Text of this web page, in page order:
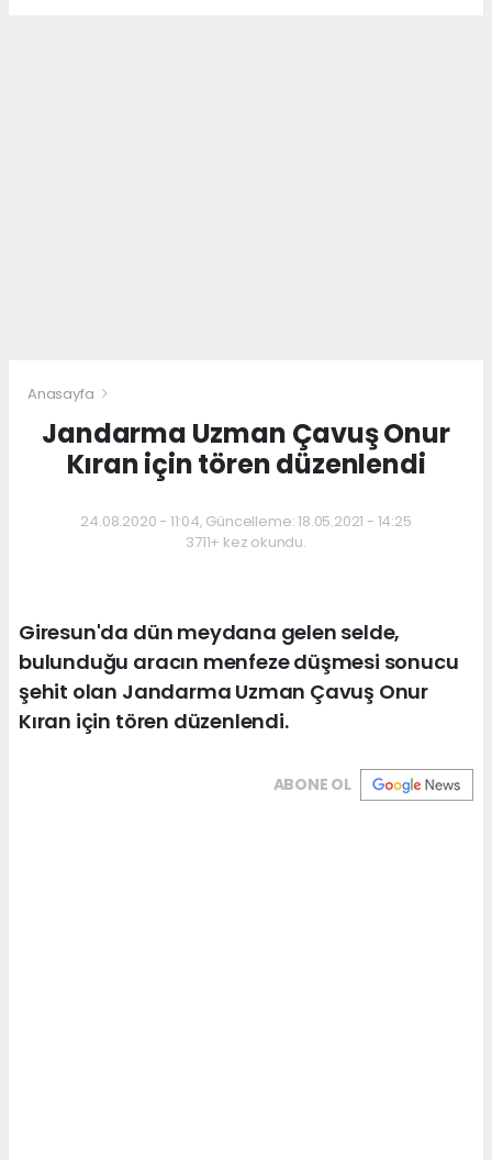
Anasayfa
Jandarma Uzman Çavuş Onur
Kıran için tören düzenlendi
24.08.2020 - 11:04, Güncelleme: 18.05.2021 - 14:25
3711+ kez okundu.
Giresun'da dün meydana gelen selde,
bulunduğu aracın menfeze düşmesi sonucu
şehit olan Jandarma Uzman Çavuş Onur
Kıran için tören düzenlendi.
ABONE OL